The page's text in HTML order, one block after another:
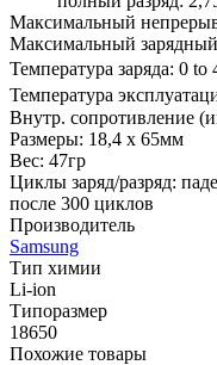
Максимальный
Максимальный
Температура заряда: 0
Температура
Внутр. сопротивление
Размеры: 18,4 х 65мм
Вес: 47гр
Циклы заряд/разряд:
после 300 циклов
Производитель
Samsung
Тип химии
Li-ion
Типоразмер
18650
Похожие товары